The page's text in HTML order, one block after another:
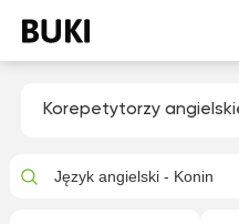
Korepetytorzy
Język angielski - Konin